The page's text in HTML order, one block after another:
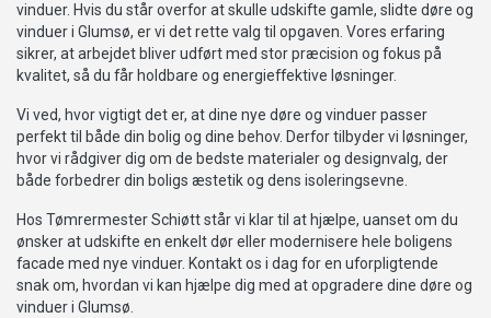
vinduer. Hvis du står overfor at skulle udskifte gamle, slidte døre og
vinduer i Glumsø, er vi det rette valg til opgaven. Vores erfaring
sikrer, at arbejdet bliver udført med stor præcision og fokus på
kvalitet, så du får holdbare og energieffektive løsninger.
Vi ved, hvor vigtigt det er, at dine nye døre og vinduer passer
perfekt til både din bolig og dine behov. Derfor tilbyder vi løsninger,
hvor vi rådgiver dig om de bedste materialer og designvalg, der
både forbedrer din boligs æstetik og dens isoleringsevne.
Hos Tømrermester Schiøtt står vi klar til at hjælpe, uanset om du
ønsker at udskifte en enkelt dør eller modernisere hele boligens
facade med nye vinduer. Kontakt os i dag for en uforpligtende
snak om, hvordan vi kan hjælpe dig med at opgradere dine døre og
vinduer i Glumsø.